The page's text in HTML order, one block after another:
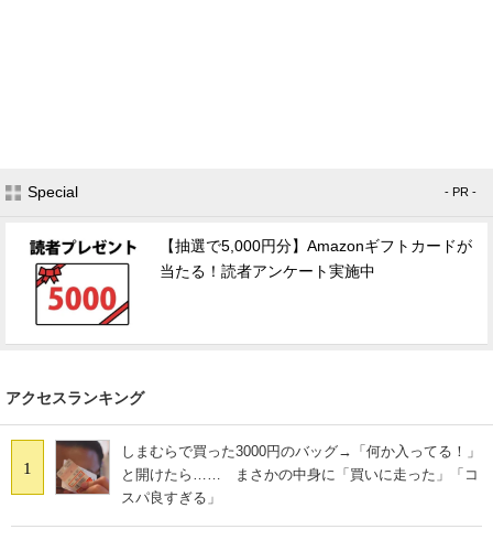
Special - PR -
【抽選で5,000円分】Amazonギフトカードが
当たる！読者アンケート実施中
アクセスランキング
1
しまむらで買った3000円のバッグ→「何か入ってる！」
と開けたら…… まさかの中身に「買いに走った」「コ
スパ良すぎる」